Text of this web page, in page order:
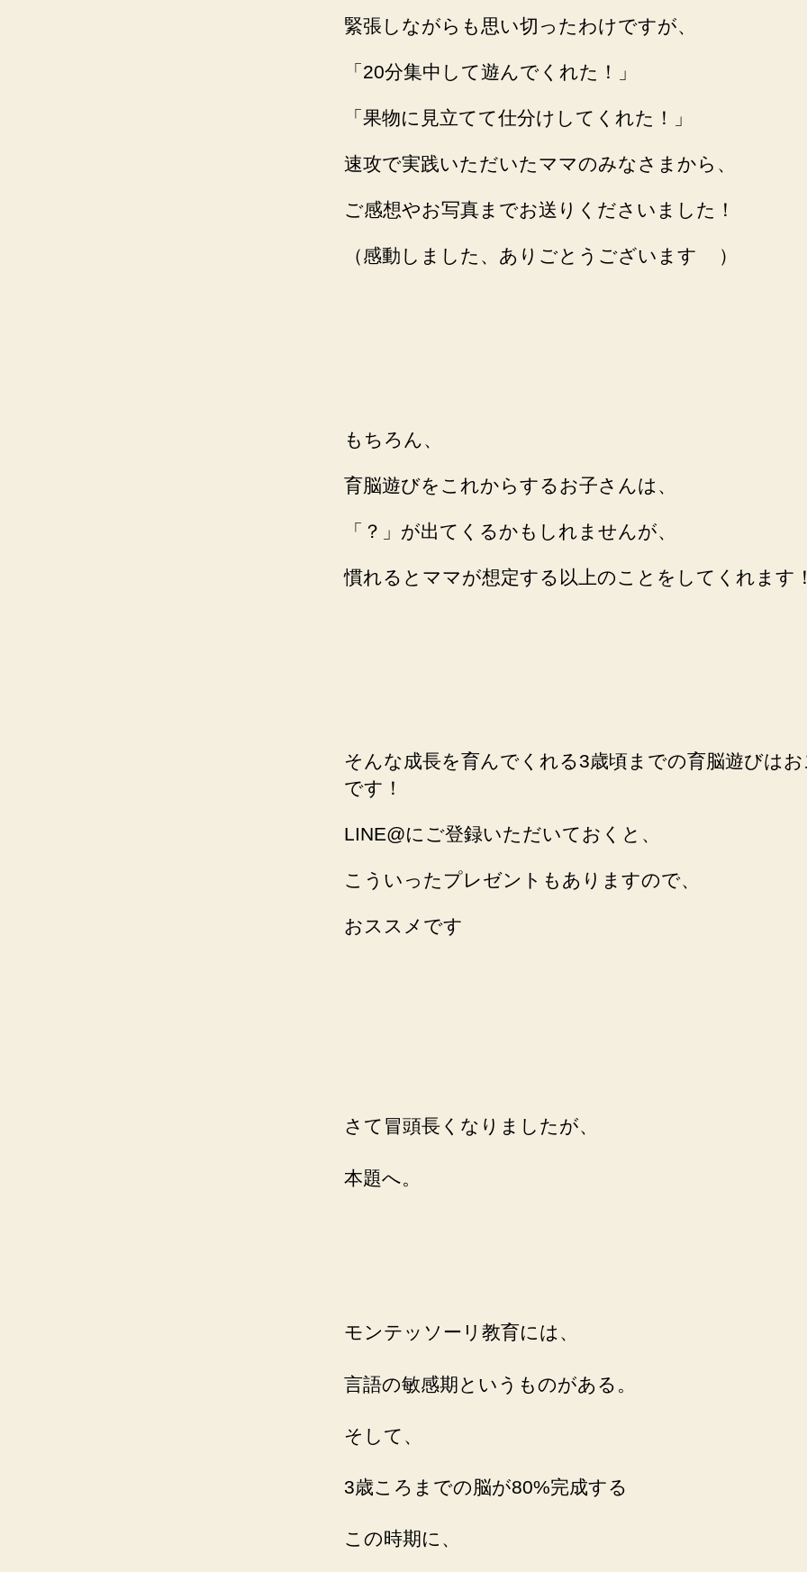
緊張しながらも思い切ったわけですが、
「20分集中して遊んでくれた！」
「果物に見立てて仕分けしてくれた！」
速攻で実践いただいたママのみなさまから、
ご感想やお写真までお送りくださいました！
（感動しました、ありごとうございます ）
もちろん、
育脳遊びをこれからするお子さんは、
「？」が出てくるかもしれませんが、
慣れるとママが想定する以上のことをしてくれます
そんな成長を育んでくれる3歳頃までの育脳遊びは
です！
LINE@にご登録いただいておくと、
こういったプレゼントもありますので、
おススメです
さて冒頭長くなりましたが、
本題へ。
モンテッソーリ教育には、
言語の敏感期というものがある。
そして、
3歳ころまでの脳が80%完成する
この時期に、